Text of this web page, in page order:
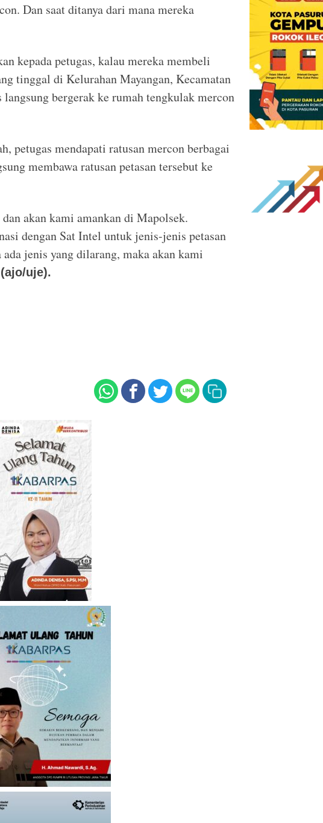
Dan saat ditanya dari mana mereka
kepada petugas, kalau mereka membeli
tinggal di Kelurahan Mayangan, Kecamatan
bergerak ke rumah tengkulak mercon
petugas mendapati ratusan mercon berbagai
membawa ratusan petasan tersebut ke
akan kami amankan di Mapolsek.
dengan Sat Intel untuk jenis-jenis petasan
jenis yang dilarang, maka akan kami
(ajo/uje).